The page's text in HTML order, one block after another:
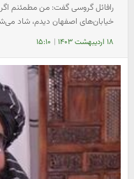
رافائل گروسی گفت: من مطمئنم
خیابان‌های اصفهان دیدم، شاد
۱۸ اردیبهشت ۱۴۰۳ | ۱۵:۱۰